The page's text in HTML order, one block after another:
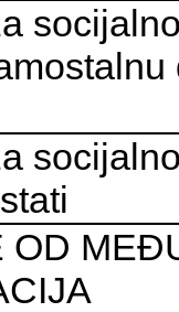
OD